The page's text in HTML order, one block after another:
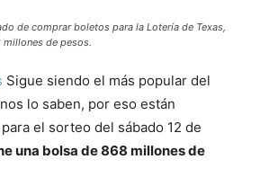
de comprar boletos para la Lotería de Texas,
millones de pesos.
Sigue siendo el más popular del
lo saben, por eso están
el sorteo del sábado 12 de
una bolsa de 868 millones de